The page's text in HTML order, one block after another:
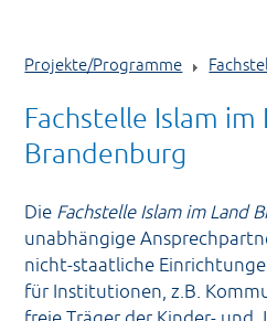
Niederlassungen
Projekte/Programme
Publikationen/Materialien
Der Trägerverein
Projekte/Programme
Fachstelle Islam im
Brandenburg
Die Fachstelle Islam im Land
unabhängige
nicht-staatliche
für Institutionen, z.B.